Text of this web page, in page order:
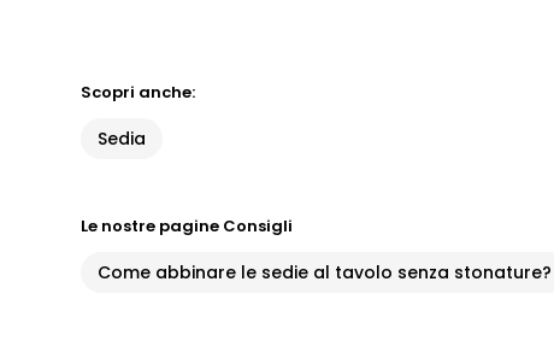
Scopri anche:
Sedia
Le nostre pagine Consigli
Come abbinare le sedie al tavolo senza stonature?